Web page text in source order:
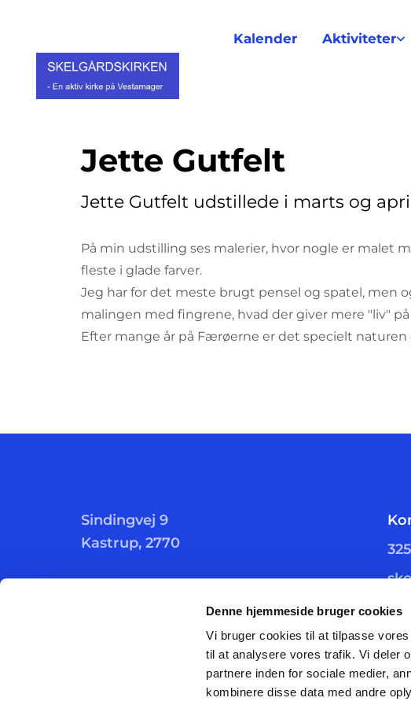
Denne hjemmeside bruger cookies
Vi bruger cookies til at tilpasse
til at analysere vores trafik. Vi deler
partnere inden for sociale medier,
kombinere disse data med andre
Kalender Aktiviteter
Jette Gutfelt
Jette Gutfelt udstillede i marts og
På min udstilling ses malerier, hvor nogle er malet
fleste i glade farver.
Jeg har for det meste brugt pensel og spatel, men
malingen med fingrene, hvad der giver mere "liv"
Efter mange år på Færøerne er det specielt naturen
Sindingvej 9
Kastrup, 2770